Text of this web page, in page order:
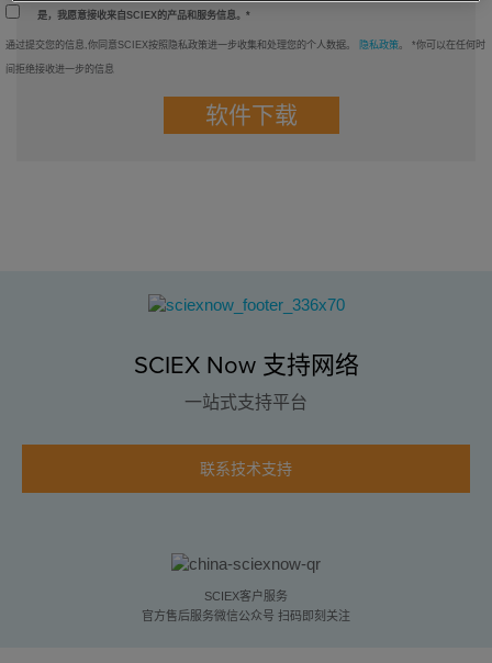
是，我愿意接收来自SCIEX的产品和服务信息。*
通过提交您的信息,你同意SCIEX按照隐私政策进一步收集和处理您的个人数据。 隐私政策。 *你可以在任何时
间拒绝接收进一步的信息
SCIEX Now 支持网络
一站式支持平台
联系技术支持
SCIEX客户服务
官方售后服务微信公众号 扫码即刻关注